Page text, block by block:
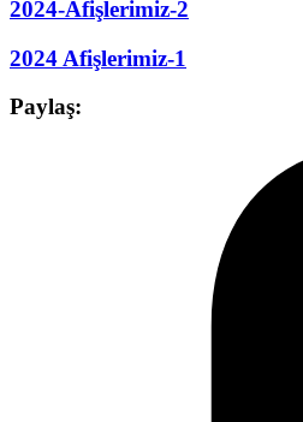
2024-Afişlerimiz-2
2024 Afişlerimiz-1
Paylaş: